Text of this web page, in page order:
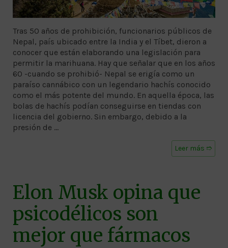
Tras 50 años de prohibición, funcionarios públicos de
Nepal, país ubicado entre la India y el Tíbet, dieron a
conocer que están elaborando una legislación para
permitir la marihuana. Hay que señalar que en los años
60 -cuando se prohibió- Nepal se erigía como un
paraíso cannábico con un legendario hachís conocido
como el más potente del mundo. En aquella época, las
bolas de hachís podían conseguirse en tiendas con
licencia del gobierno. Sin embargo, debido a la
presión de …
Leer más ➱
Elon Musk opina que
psicodélicos son
mejor que fármacos